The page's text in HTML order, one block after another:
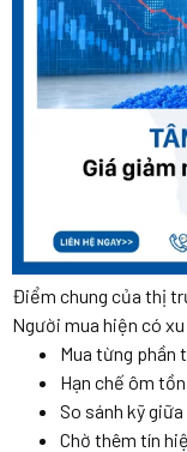
Điểm chung của thị
Người mua hiện có
Mua từng phần
Hạn chế ôm
So sánh kỹ
Chờ thêm tín